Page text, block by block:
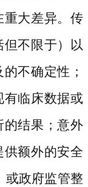
重大差异。传
不限于）以
不确定性；
临床数据或
的结果；意外
额外的安全
或政府监管整